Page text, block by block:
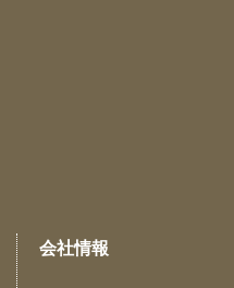
会社情報